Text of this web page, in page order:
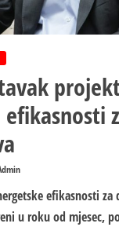
efikasnosti za
u roku od mjesec,